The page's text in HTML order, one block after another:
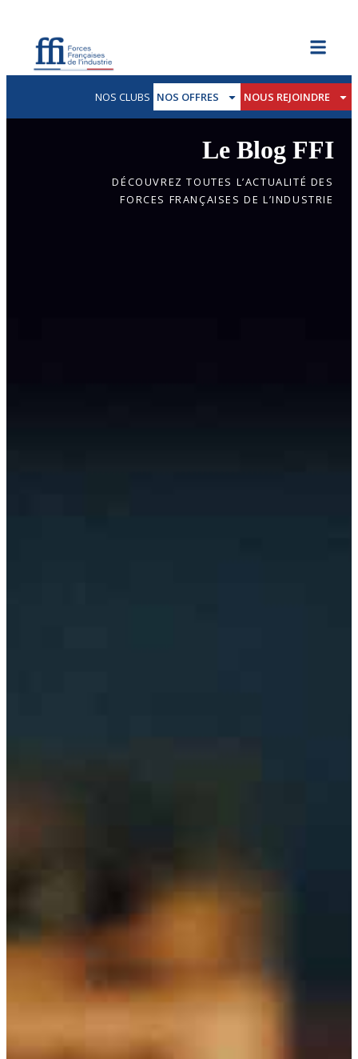
NOS CLUBS NOS OFFRES NOUS REJOINDRE
Le Blog FFI
DÉCOUVREZ TOUTES L’ACTUALITÉ DES
FORCES FRANÇAISES DE L’INDUSTRIE